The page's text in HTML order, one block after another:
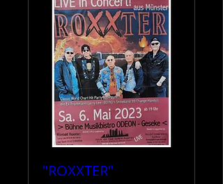
"ROXXTER"